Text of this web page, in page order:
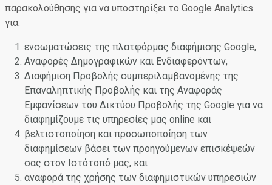
παρακολούθησης για να υποστηρίξει το Google Analytics
για:
ενσωματώσεις της πλατφόρμας διαφήμισης Google,
Αναφορές Δημογραφικών και Ενδιαφερόντων,
Διαφήμιση Προβολής συμπεριλαμβανομένης της
Επαναληπτικής Προβολής και της Αναφοράς
Εμφανίσεων του Δικτύου Προβολής της Google για να
διαφημίζουμε τις υπηρεσίες μας online και
βελτιστοποίηση και προσωποποίηση των
διαφημίσεων βάσει των προηγούμενων επισκέψεών
σας στον Ιστότοπό μας, και
αναφορά της χρήσης των διαφημιστικών υπηρεσιών